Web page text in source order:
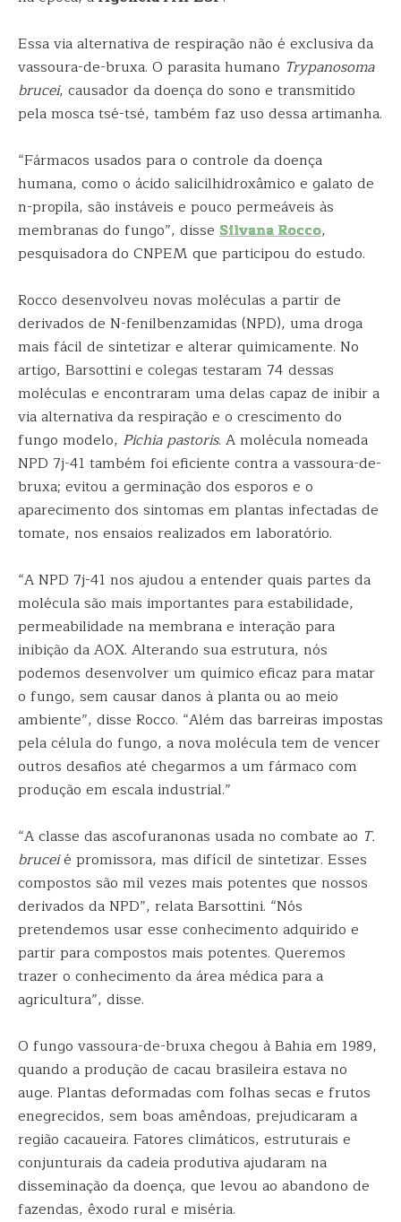
Essa via alternativa de respiração não é exclusiva da
vassoura-de-bruxa. O parasita humano Trypanosoma
brucei, causador da doença do sono e transmitido
pela mosca tsé-tsé, também faz uso dessa artimanha.
“Fármacos usados para o controle da doença
humana, como o ácido salicilhidroxâmico e galato de
n-propila, são instáveis e pouco permeáveis às
membranas do fungo”, disse Silvana Rocco,
pesquisadora do CNPEM que participou do estudo.
Rocco desenvolveu novas moléculas a partir de
derivados de N-fenilbenzamidas (NPD), uma droga
mais fácil de sintetizar e alterar quimicamente. No
artigo, Barsottini e colegas testaram 74 dessas
moléculas e encontraram uma delas capaz de inibir a
via alternativa da respiração e o crescimento do
fungo modelo, Pichia pastoris. A molécula nomeada
NPD 7j-41 também foi eficiente contra a vassoura-de-
bruxa; evitou a germinação dos esporos e o
aparecimento dos sintomas em plantas infectadas de
tomate, nos ensaios realizados em laboratório.
“A NPD 7j-41 nos ajudou a entender quais partes da
molécula são mais importantes para estabilidade,
permeabilidade na membrana e interação para
inibição da AOX. Alterando sua estrutura, nós
podemos desenvolver um químico eficaz para matar
o fungo, sem causar danos à planta ou ao meio
ambiente”, disse Rocco. “Além das barreiras impostas
pela célula do fungo, a nova molécula tem de vencer
outros desafios até chegarmos a um fármaco com
produção em escala industrial.”
“A classe das ascofuranonas usada no combate ao T.
bruceié promissora, mas difícil de sintetizar. Esses
compostos são mil vezes mais potentes que nossos
derivados da NPD”, relata Barsottini. “Nós
pretendemos usar esse conhecimento adquirido e
partir para compostos mais potentes. Queremos
trazer o conhecimento da área médica para a
agricultura”, disse.
O fungo vassoura-de-bruxa chegou à Bahia em 1989,
quando a produção de cacau brasileira estava no
auge. Plantas deformadas com folhas secas e frutos
enegrecidos, sem boas amêndoas, prejudicaram a
região cacaueira. Fatores climáticos, estruturais e
conjunturais da cadeia produtiva ajudaram na
disseminação da doença, que levou ao abandono de
fazendas, êxodo rural e miséria.